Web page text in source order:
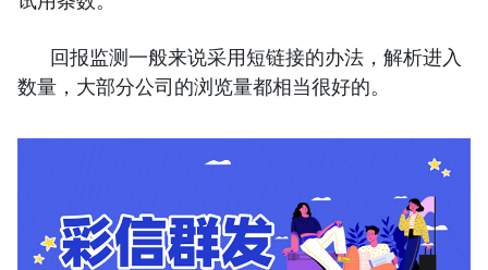
回报监测一般来说采用短链接的办法，解析进入
数量，大部分公司的浏览量都相当很好的。